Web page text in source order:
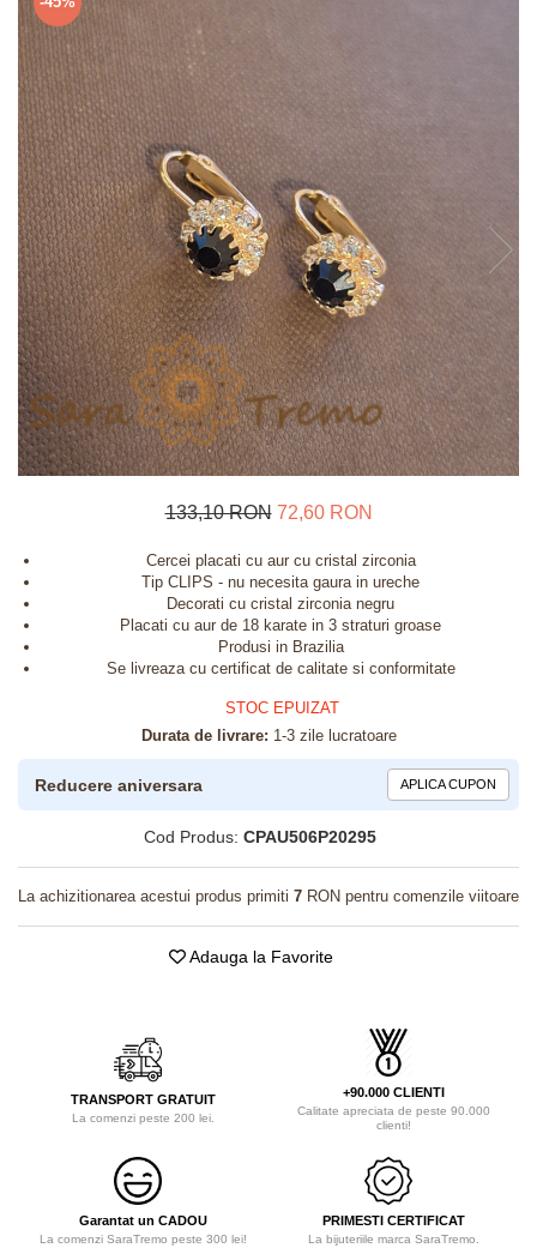
Bijuterii pentru barbati
Inele
Lanturi
Bratari
Talismane
Verighete
Bijuterii din argint placate cu aur
24K
133,10 RON 72,60 RON
Cercei placati cu aur cu cristal zirconia
Tip CLIPS - nu necesita gaura in ureche
Decorati cu cristal zirconia negru
Placati cu aur de 18 karate in 3 straturi groase
Produsi in Brazilia
Se livreaza cu certificat de calitate si conformitate
STOC EPUIZAT
Durata de livrare: 1-3 zile lucratoare
Reducere aniversara APLICA CUPON
Cod Produs: CPAU506P20295
La achizitionarea acestui produs primiti 7 RON pentru comenzile viitoare
Adauga la Favorite
TRANSPORT GRATUIT
La comenzi peste 200 lei.
+90.000 CLIENTI
Calitate apreciata de peste 90.000
clienti!
Garantat un CADOU
La comenzi SaraTremo peste 300 lei!
PRIMESTI CERTIFICAT
La bijuteriile marca SaraTremo.